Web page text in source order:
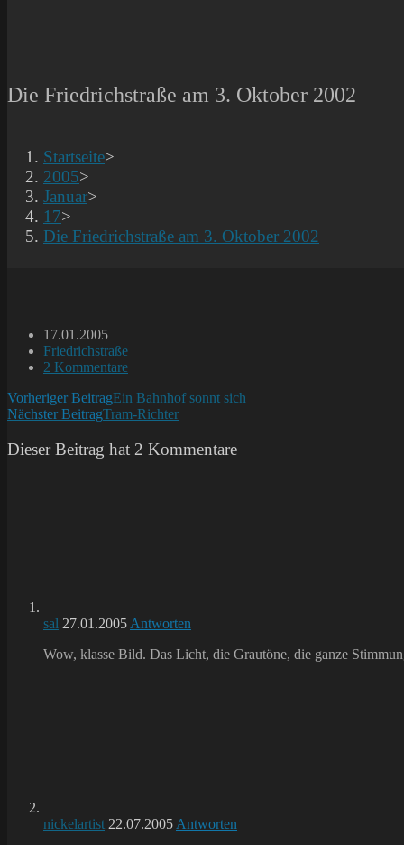
Die Friedrichstraße am 3. Oktober 2002
Startseite>
2005>
Januar>
17>
Die Friedrichstraße am 3. Oktober 2002
Beitrag
veröffentlicht:
17.01.2005
Beitrags-
Kategorie:
Friedrichstraße
Beitrags-
2 Kommentare
Weitere
Artikel
ansehen
Vorheriger BeitragEin Bahnhof sonnt sich
Nächster BeitragTram-Richter
Dieser Beitrag hat 2 Kommentare
sal 27.01.2005 Antworten
Wow, klasse Bild. Das Licht, die Grautöne, die ganze
nickelartist 22.07.2005 Antworten